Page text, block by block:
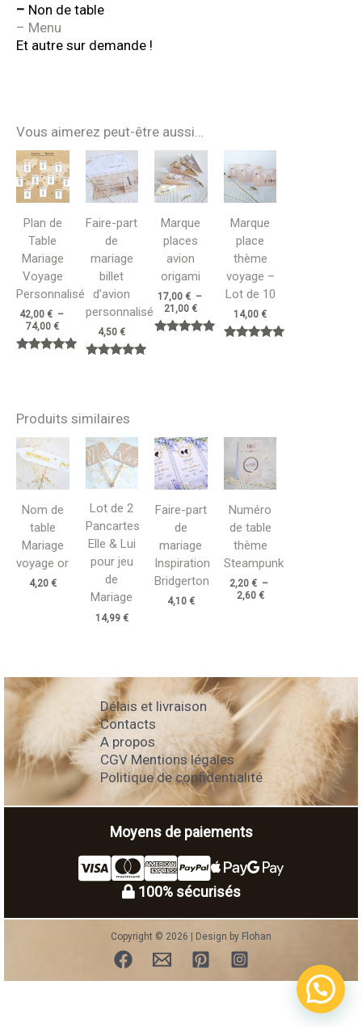
– Non de table
– Menu
Et autre sur demande !
Vous aimerez peut-être aussi…
Plan de
Table
Mariage
Voyage
Personnalisé
42,00 € –
74,00€
de
prix :
42,00 €
à
Faire-part
de
mariage
billet
d’avion
personnalisé
4,50€
Marque
places
avion
origami
17,00 € –
21,00€
de
prix :
17,00 €
à
Marque
place
thème
voyage –
Lot de 10
14,00€
Produits similaires
Nom de
table
Mariage
voyage or
4,20 €
Lot de 2
Pancartes
Elle & Lui
pour jeu
de
Mariage
14,99 €
Faire-part
de
mariage
Inspiration
Bridgerton
4,10 €
Numéro
de table
thème
Steampunk
2,20€ –
2,60 €
de
2,20 €
à
Délais et livraison
Contacts
A propos
CGV Mentions légales
Politique de confidentialité
Moyens de paiements
100% sécurisés
Copyright © 2026 | Design by Flohan